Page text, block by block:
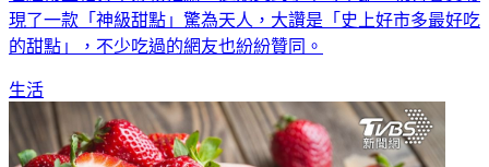
現了一款「神級甜點」驚為天人，大讚是「史上好市多最好吃
的甜點」，不少吃過的網友也紛紛贊同。
生活